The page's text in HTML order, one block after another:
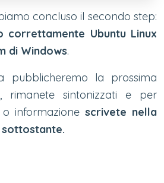
concluso il secondo step:
correttamente Ubuntu Linux
di Windows.
pubblicheremo la prossima
rimanete sintonizzati e per
informazione scrivete nella